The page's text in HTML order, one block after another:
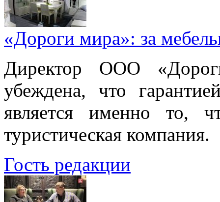
«Дороги мира»: за
Директор ООО
убеждена, что
является именно то,
туристическая компания.
Гость редакции